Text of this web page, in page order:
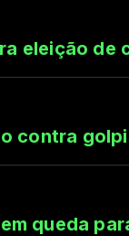
eleição de
contra
queda